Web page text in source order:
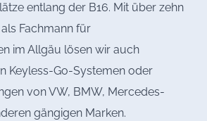
entlang der B16. Mit über zehn
Fachmann für
im Allgäu lösen wir auch
Keyless-Go-Systemen oder
von VW, BMW, Mercedes-
gängigen Marken.